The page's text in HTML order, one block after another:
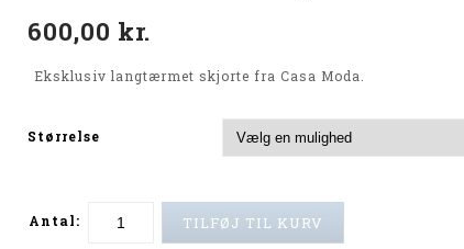
600,00 kr.
Eksklusiv langtærmet skjorte fra Casa Moda.
Størrelse
Antal: TILFØJ TIL KURV